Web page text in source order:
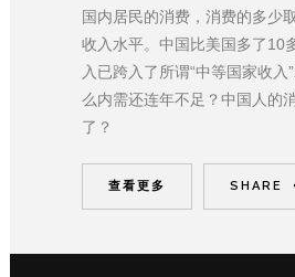
国内居民的消费，消费的多少
收入水平。中国比美国多了10
入已跨入了所谓“中等国家收入
么内需还连年不足？中国人的
了？
查看更多 SHARE